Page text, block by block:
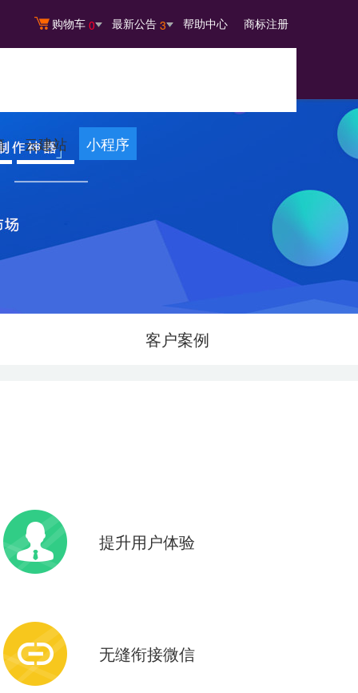
购物车 0 最新公告 3 帮助中心 商标注册
云建站 小程序
客户案例
提升用户体验
操作效果媲美APP
无缝衔接微信